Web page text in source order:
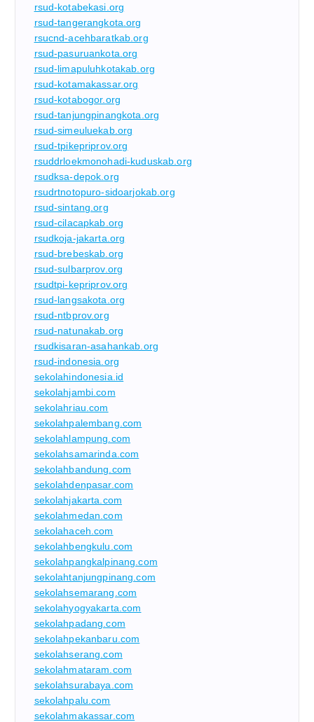
rsud-kotabekasi.org
rsud-tangerangkota.org
rsucnd-acehbaratkab.org
rsud-pasuruankota.org
rsud-limapuluhkotakab.org
rsud-kotamakassar.org
rsud-kotabogor.org
rsud-tanjungpinangkota.org
rsud-simeuluekab.org
rsud-tpikepriprov.org
rsuddrloekmonohadi-kuduskab.org
rsudksa-depok.org
rsudrtnotopuro-sidoarjokab.org
rsud-sintang.org
rsud-cilacapkab.org
rsudkoja-jakarta.org
rsud-brebeskab.org
rsud-sulbarprov.org
rsudtpi-kepriprov.org
rsud-langsakota.org
rsud-ntbprov.org
rsud-natunakab.org
rsudkisaran-asahankab.org
rsud-indonesia.org
sekolahindonesia.id
sekolahjambi.com
sekolahriau.com
sekolahpalembang.com
sekolahlampung.com
sekolahsamarinda.com
sekolahbandung.com
sekolahdenpasar.com
sekolahjakarta.com
sekolahmedan.com
sekolahaceh.com
sekolahbengkulu.com
sekolahpangkalpinang.com
sekolahtanjungpinang.com
sekolahsemarang.com
sekolahyogyakarta.com
sekolahpadang.com
sekolahpekanbaru.com
sekolahserang.com
sekolahmataram.com
sekolahsurabaya.com
sekolahpalu.com
sekolahmakassar.com